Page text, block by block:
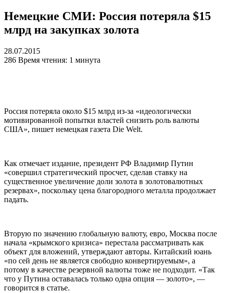
Немецкие СМИ: Россия потеряла $15
млрд на закупках золота
28.07.2015
286 Время чтения: 1 минута
Россия потеряла около $15 млрд из-за «идеологически
мотивированной попытки властей снизить роль валюты
США», пишет немецкая газета Die Welt.
Как отмечает издание, президент РФ Владимир Путин
«совершил стратегический просчет, сделав ставку на
существенное увеличение доли золота в золотовалютных
резервах», поскольку цена благородного металла продолжает
падать.
Вторую по значению глобальную валюту, евро, Москва после
начала «крымского кризиса» перестала рассматривать как
объект для вложений, утверждают авторы. Китайский юань
«по сей день не является свободно конвертируемым», а
потому в качестве резервной валюты тоже не подходит. «Так
что у Путина оставалась только одна опция — золото», —
говорится в статье.